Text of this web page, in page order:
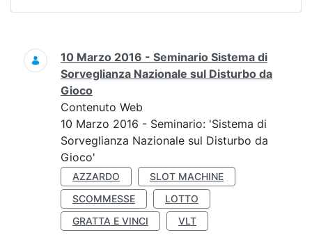
Ricerca
10 Marzo 2016 - Seminario Sistema di
Sorveglianza Nazionale sul Disturbo da
Gioco
Contenuto Web
10 Marzo 2016 - Seminario: 'Sistema di
Sorveglianza Nazionale sul Disturbo da
Gioco'
AZZARDO
SLOT MACHINE
SCOMMESSE
LOTTO
GRATTA E VINCI
VLT